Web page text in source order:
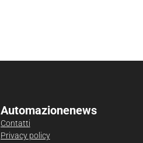
Automazionenews
Contatti
Privacy policy